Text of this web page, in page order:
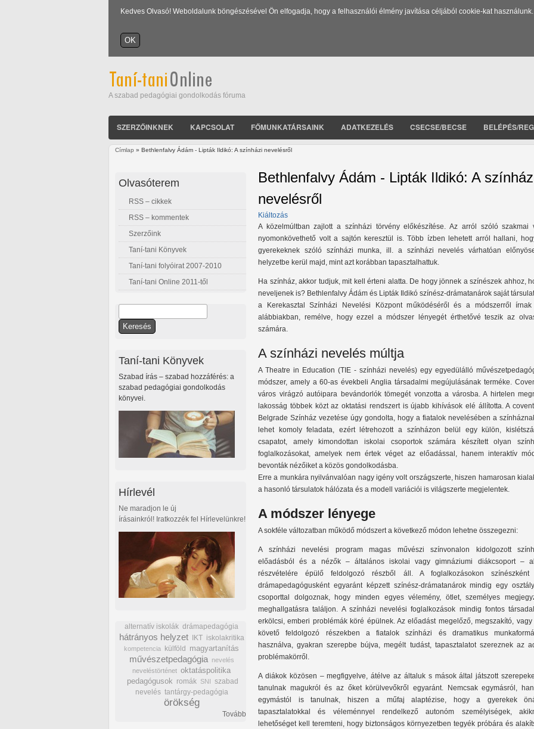
Kedves Olvasó! Weboldalunk böngészésével Ön elfogadja, hogy a felhasználói élmény javítása céljából cookie-kat
A szabad pedagógiai gondolkodás fóruma
SZERZŐINKNEK KAPCSOLAT FŐMUNKATÁRSAINK ADATKEZELÉS CSECSE/BECSE BELÉPÉS/
Címlap » Bethlenfalvy Ádám - Lipták Ildikó: A színházi nevelésről
Bethlenfalvy Ádám - Lipták Ildikó: A
nevelésről
Kiáltozás
A közelmúltban zajlott a színházi törvény előkészítése. Az arról szóló szakmai
nyomonkövethető volt a sajtón keresztül is. Több ízben lehetett arról hallani,
gyerekeknek szóló színházi munka, ill. a színházi nevelés várhatóan
helyzetbe kerül majd, mint azt korábban tapasztalhattuk.
Ha színház, akkor tudjuk, mit kell érteni alatta. De hogy jönnek a színészek ahhoz,
neveljenek is? Bethlenfalvy Ádám és Lipták Ildikó színész-drámatanárok saját
a Kerekasztal Színházi Nevelési Központ működéséről és a módszerről
alábbiakban, remélve, hogy ezzel a módszer lényegét érthetővé teszik az
számára.
A színházi nevelés múltja
A Theatre in Education (TIE - színházi nevelés) egy egyedülálló
módszer, amely a 60-as évekbeli Anglia társadalmi megújulásának terméke.
város virágzó autóipara bevándorlók tömegét vonzotta a városba. A hirtelen
lakosság többek közt az oktatási rendszert is újabb kihívások elé állította. A
Belgrade Színház vezetése úgy gondolta, hogy a fiatalok nevelésében a
lehet komoly feladata, ezért létrehozott a színházon belül egy külön,
csapatot, amely kimondottan iskolai csoportok számára készített olyan
foglalkozásokat, amelyek nem értek véget az előadással, hanem interaktív
bevonták nézőiket a közös gondolkodásba.
Erre a munkára nyilvánvalóan nagy igény volt országszerte, hiszen hamarosan
a hasonló társulatok hálózata és a modell variációi is világszerte megjelentek.
A módszer lényege
A sokféle változatban működő módszert a következő módon lehetne összegezni:
A színházi nevelési program magas művészi színvonalon kidolgozott
előadásból és a nézők – általános iskolai vagy gimnáziumi diákcsoport –
részvételére épülő feldolgozó részből áll. A foglalkozásokon
drámapedagógusként egyaránt képzett színész-drámatanárok mindig egy
csoporttal dolgoznak, hogy minden egyes vélemény, ötlet, személyes
meghallgatásra találjon. A színházi nevelési foglalkozások mindig fontos
erkölcsi, emberi problémák köré épülnek. Az előadást megelőző, megszakító, vagy
követő feldolgozó részekben a fiatalok színházi és dramatikus
használva, gyakran szerepbe bújva, megélt tudást, tapasztalatot szereznek az
problémakörről.
A diákok közösen – megfigyelve, átélve az általuk s mások által játszott
tanulnak magukról és az őket körülvevőkről egyaránt. Nemcsak egymásról,
egymástól is tanulnak, hiszen a műfaj alaptézise, hogy a gyerekek
tapasztalatokkal és véleménnyel rendelkező autonóm személyiségek,
lehetőséget kell teremteni, hogy biztonságos környezetben tegyék próbára és
Olvasóterem
RSS – cikkek
RSS – kommentek
Szerzőink
Taní-tani Könyvek
Taní-tani folyóirat 2007-2010
Taní-tani Online 2011-től
Keresés űrlap
Taní-tani Könyvek
Szabad írás – szabad hozzáférés: a
szabad pedagógiai gondolkodás
könyvei.
Hírlevél
Ne maradjon le új
írásainkról! Iratkozzék fel Hírlevelünkre!
alternatív iskolák drámapedagógia
hátrányos helyzet IKT iskolakritika
kompetencia külföld magyartanítás
művészetpedagógia
nevelés
neveléstörténet oktatáspolitika
pedagógusok romák SNI szabad
nevelés tantárgy-pedagógia
örökség
Tovább